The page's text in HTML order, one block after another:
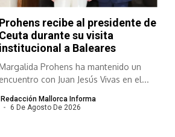
Prohens recibe al presidente de
Ceuta durante su visita
institucional a Baleares
Prohens ha mantenido un
encuentro con Juan Jesús Vivas en el...
Redacción Mallorca Informa
6 De Agosto De 2026